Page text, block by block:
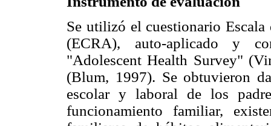
Se utilizó el cuestionario Escala
(ECRA), auto-aplicado y
"Adolescent Health Survey"
(Blum, 1997). Se obtuvieron
escolar y laboral de los
funcionamiento familiar,